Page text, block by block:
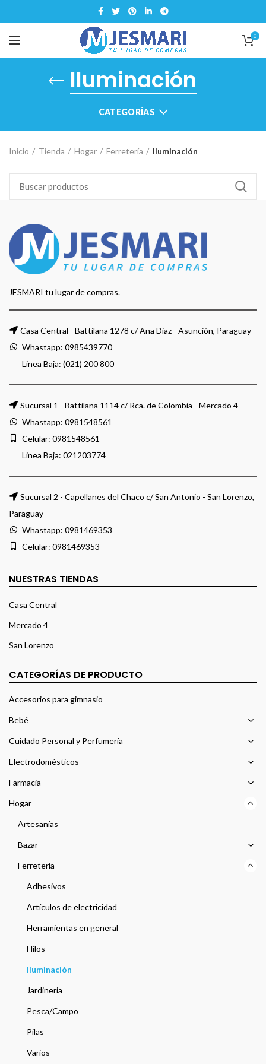
0
Iluminación
CATEGORÍAS
Inicio Tienda Hogar Ferretería Iluminación
JESMARI tu lugar de compras.
Casa Central - Battilana 1278 c/ Ana Diaz - Asunción, Paraguay
Whastapp: 0985439770
Linea Baja: (021) 200 800
Sucursal 1 - Battilana 1114 c/ Rca. de Colombia - Mercado 4
Whastapp: 0981548561
Celular: 0981548561
Linea Baja: 021203774
Sucursal 2 - Capellanes del Chaco c/ San Antonio - San Lorenzo,
Paraguay
Whastapp: 0981469353
Celular: 0981469353
NUESTRAS TIENDAS
Casa Central
Mercado 4
San Lorenzo
CATEGORÍAS DE PRODUCTO
Accesorios para gimnasio
Bebé
Cuidado Personal y Perfumería
Electrodomésticos
Farmacia
Hogar
Artesanías
Bazar
Ferretería
Adhesivos
Artículos de electricidad
Herramientas en general
Hilos
Iluminación
Jardineria
Pesca/Campo
Pilas
Varios